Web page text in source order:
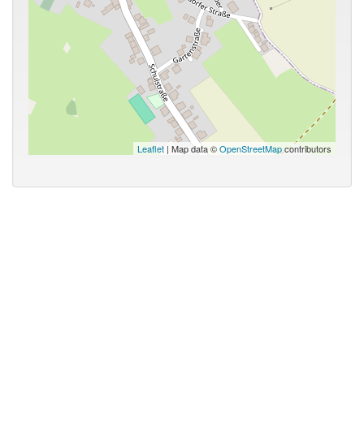
Leaflet | Map data ©OpenStreetMapcontributors